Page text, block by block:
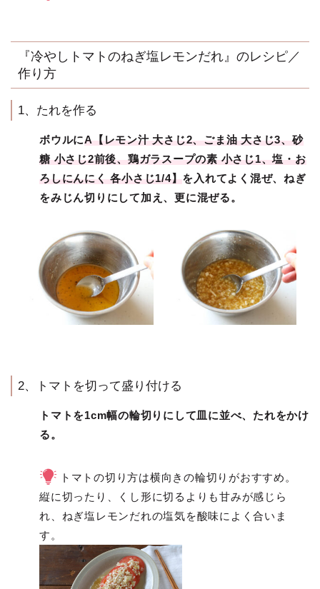
『冷やしトマトのねぎ塩レモンだれ』のレシピ／
作り方
1、たれを作る
ボウルにA【レモン汁 大さじ2、ごま油 大さじ3、砂
糖 小さじ2前後、鶏ガラスープの素 小さじ1、塩・お
ろしにんにく 各小さじ1/4】 を入れてよく混ぜ、ねぎ
をみじん切りにして加え、更に混ぜる。
2、トマトを切って盛り付ける
トマトを1cm幅の輪切りにして皿に並べ、たれをかけ
る。
トマトの切り方は横向きの輪切りがおすすめ。
縦に切ったり、くし形に切るよりも甘みが感じら
れ、ねぎ塩レモンだれの塩気を酸味によく合いま
す。